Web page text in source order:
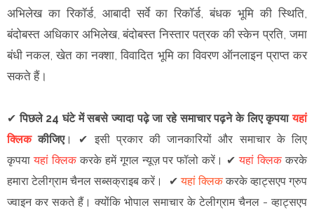
अभिलेख का रिकॉर्ड, आबादी सर्वे का रिकॉर्ड, बंधक भूमि की स्थिति,
बंदोबस्त अधिकार अभिलेख, बंदोबस्त निस्तार पत्रक की स्केन प्रति, जमा
बंधी नकल, खेत का नक्शा, विवादित भूमि का विवरण ऑनलाइन प्राप्त कर
सकते हैं।
✔ पिछले 24 घंटे में सबसे ज्यादा पढ़े जा रहे समाचार पढ़ने के लिए कृपयायहां
क्लिककीजिए। ✔ इसी प्रकार की जानकारियों और समाचार के लिए
कृपयायहां क्लिककरके हमें गूगल न्यूज़ पर फॉलो करें । ✔यहां क्लिककरके
हमारा टेलीग्राम चैनल सब्सक्राइब करें।
✔यहां क्लिककरके व्हाट्सएप ग्रुप
ज्वाइन कर सकते हैं। क्योंकि भोपाल समाचार के टेलीग्राम चैनल - व्हाट्सएप